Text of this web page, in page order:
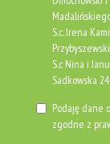
S.c. Irena
S.c Nina i
Sadkowska
Podaję dane
zgodne z